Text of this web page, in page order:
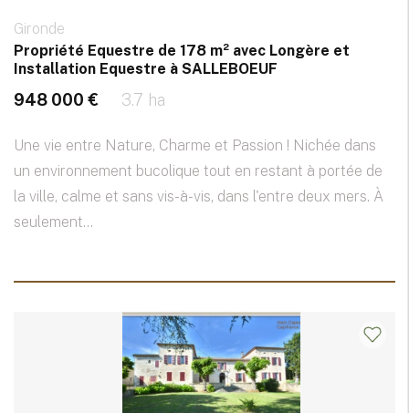
Gironde
Propriété Equestre de 178 m² avec Longère et
Installation Equestre à SALLEBOEUF
948 000 € 3.7 ha
Une vie entre Nature, Charme et Passion ! Nichée dans
un environnement bucolique tout en restant à portée de
la ville, calme et sans vis-à-vis, dans l'entre deux mers. À
seulement...